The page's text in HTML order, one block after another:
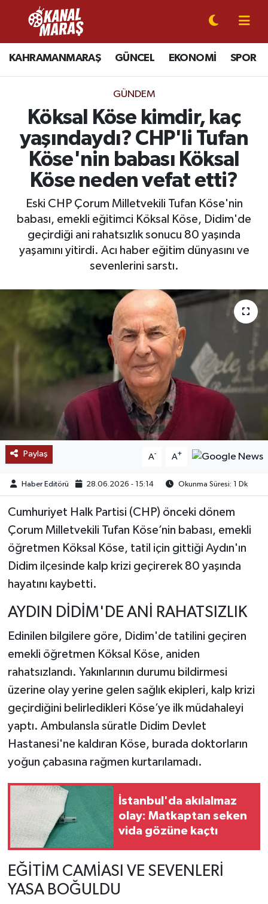
KAHRAMANMARAŞ GÜNCEL EKONOMİ SPOR
GÜNDEM
Köksal Köse kimdir, kaç
yaşındaydı? CHP'li Tufan
Köse'nin babası Köksal
Köse neden vefat etti?
Eski CHP Çorum Milletvekili Tufan Köse'nin
babası, emekli eğitimci Köksal Köse, Didim'de
geçirdiği ani rahatsızlık sonucu 80 yaşında
yaşamını yitirdi. Acı haber eğitim dünyasını ve
sevenlerini sarstı.
Paylaş A- A+
Haber Editörü 28.06.2026 - 15:14 Okunma Süresi: 1 Dk
Cumhuriyet Halk Partisi (CHP) önceki dönem
Çorum Milletvekili Tufan Köse’nin babası, emekli
öğretmen Köksal Köse, tatil için gittiği Aydın'ın
Didim ilçesinde kalp krizi geçirerek 80 yaşında
hayatını kaybetti.
AYDIN DİDİM'DE ANİ RAHATSIZLIK
Edinilen bilgilere göre, Didim'de tatilini geçiren
emekli öğretmen Köksal Köse, aniden
rahatsızlandı. Yakınlarının durumu bildirmesi
üzerine olay yerine gelen sağlık ekipleri, kalp krizi
geçirdiğini belirledikleri Köse’ye ilk müdahaleyi
yaptı. Ambulansla süratle Didim Devlet
Hastanesi'ne kaldıran Köse, burada doktorların
yoğun çabasına rağmen kurtarılamadı.
İstanbul'da akılalmaz
olay: Matkaptan seken
vida gözüne kaçtı
EĞİTİM CAMİASI VE SEVENLERİ
YASA BOĞULDU
CANLI YAYIN
KAHRAMANMARAŞ
SPOR
SİYASET
EKONOMİ
GÜNDEM
MAGAZİN
SAĞLIK
EĞİTİM
BÖLGE
KEŞFET
POPÜLER
DÜNYA
OTOMOTİV
TEKNOLOJİ
Kahramanmaraş Nöbetçi Eczaneler
Kahramanmaraş Hava Durumu
Kahramanmaraş Namaz Vakitleri
Kahramanmaraş Trafik Yoğunluk Haritası
Süper Lig Puan Durumu ve Fikstür
Tüm Manşetler
Son Dakika Haberleri
Haber Arşivi